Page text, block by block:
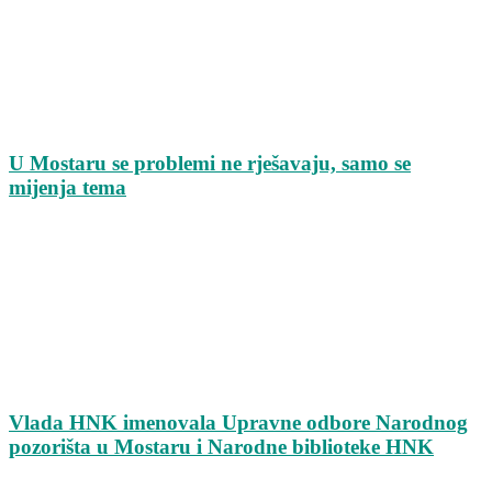
U Mostaru se problemi ne rješavaju, samo se
mijenja tema
Vlada HNK imenovala Upravne odbore Narodnog
pozorišta u Mostaru i Narodne biblioteke HNK